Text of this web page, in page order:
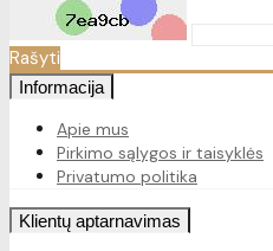
Rašyti
Informacija
Apie mus
Pirkimo sąlygos ir taisyklės
Privatumo politika
Klientų aptarnavimas